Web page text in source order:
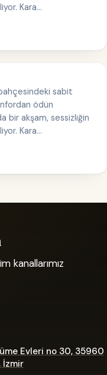
Kara…
1–4 kişi
sabit
ödün
bir akşam, sessizliğin
Kara…
kanallarımız
Evleri no 30, 35960
İzmir